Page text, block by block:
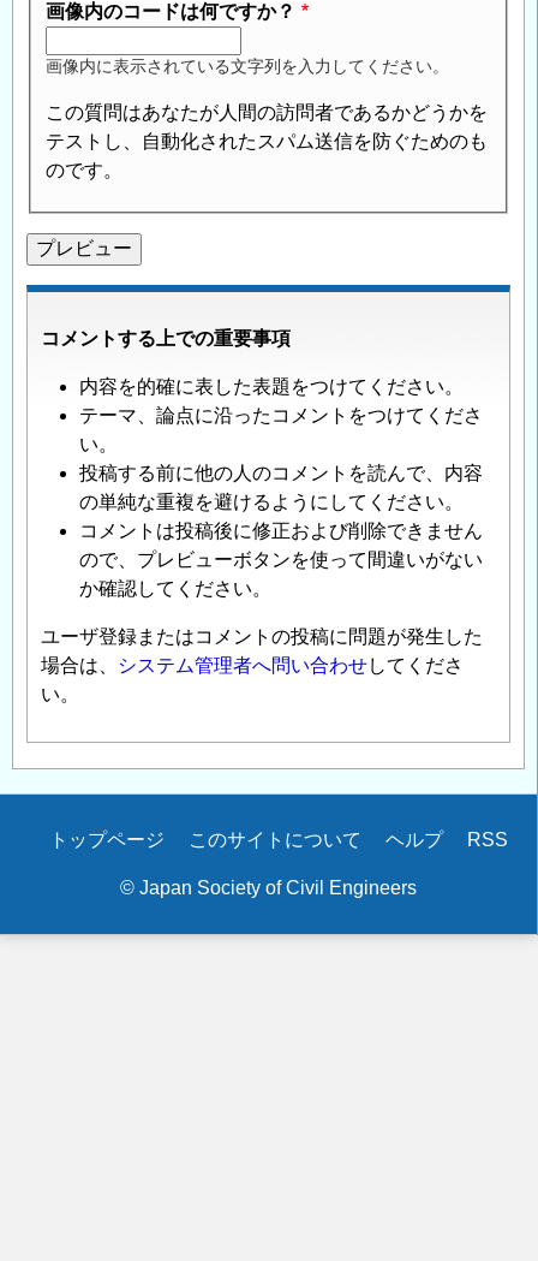
画像内のコードは何ですか？
画像内に表示されている文字列を入力してください。
この質問はあなたが人間の訪問者であるかどうかを
テストし、自動化されたスパム送信を防ぐためのも
のです。
コメントする上での重要事項
内容を的確に表した表題をつけてください。
テーマ、論点に沿ったコメントをつけてくださ
い。
投稿する前に他の人のコメントを読んで、内容
の単純な重複を避けるようにしてください。
コメントは投稿後に修正および削除できません
ので、プレビューボタンを使って間違いがない
か確認してください。
ユーザ登録またはコメントの投稿に問題が発生した
場合は、
システム管理者へ問い合わせしてくださ
い。
Secondary
トップページ このサイトについて ヘルプ RSS
© Japan Society of Civil Engineers